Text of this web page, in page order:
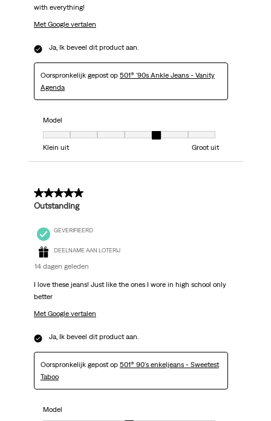
with everything!
Met Google vertalen
Ja, Ik beveel dit product aan.
Oorspronkelijk gepost op 501® '90s Ankle Jeans - Vanity
Agenda
Model
Klein uit
Groot uit
5 van 5 sterren.
Outstanding
GEVERIFIEERD
DEELNAME AAN LOTERIJ
14 dagen geleden
I love these jeans! Just like the ones I wore in high school only
better
Met Google vertalen
Ja, Ik beveel dit product aan.
Oorspronkelijk gepost op 501® 90's enkeljeans - Sweetest
Taboo
Model